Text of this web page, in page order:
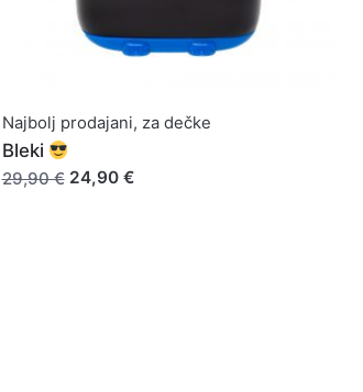
Najbolj prodajani, za dečke
Bleki
29,90 €24,90 €